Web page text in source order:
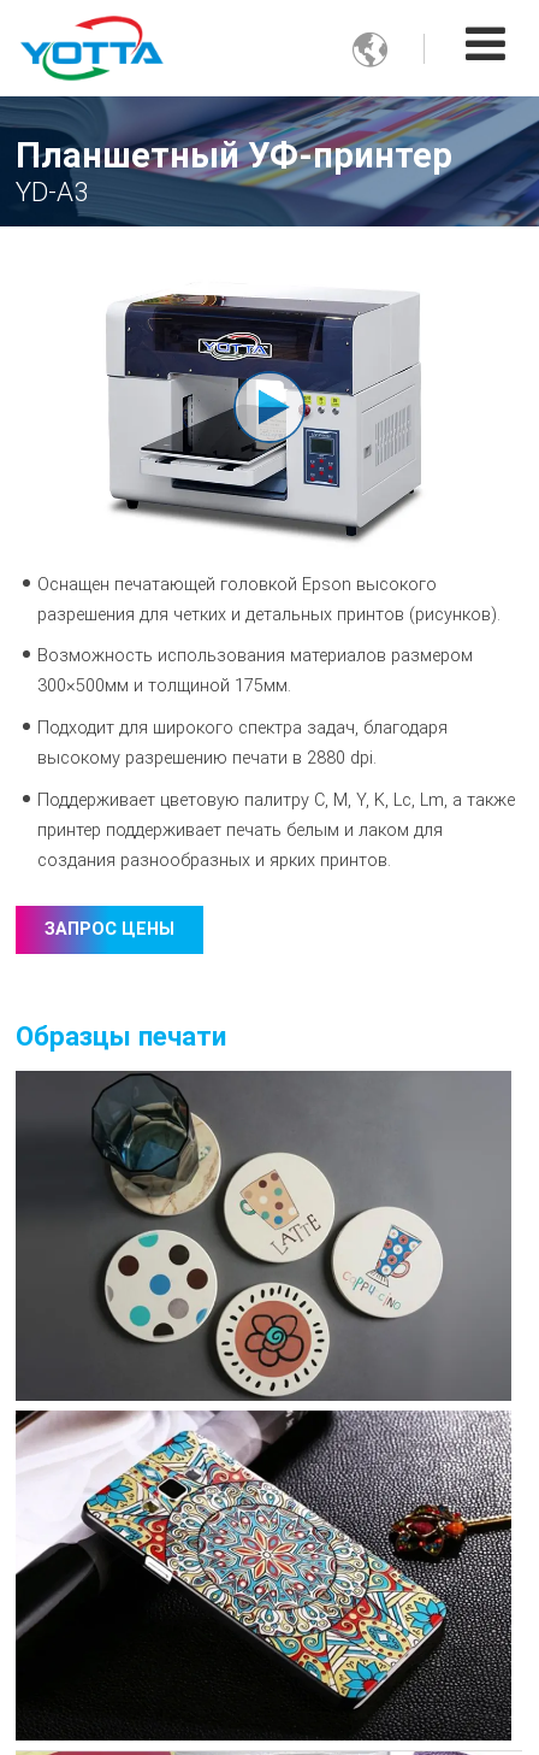

Планшетный УФ-принтер
YD-A3
Оснащен печатающей головкой Epson высокого
разрешения для четких и детальных принтов (рисунков).
Возможность использования материалов размером
300×500мм и толщиной 175мм.
Подходит для широкого спектра задач, благодаря
высокому разрешению печати в 2880 dpi.
Поддерживает цветовую палитру C, M, Y, K, Lc, Lm, а также
принтер поддерживает печать белым и лаком для
создания разнообразных и ярких принтов.
ЗАПРОС ЦЕНЫ
Образцы печати